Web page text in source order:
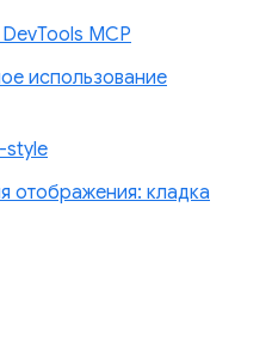
MCP
использование
style
отображения: кладка